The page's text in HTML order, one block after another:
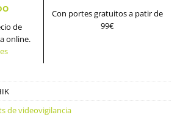
de
online.
Con portes gratuitos a patir de
99€
de videovigilancia